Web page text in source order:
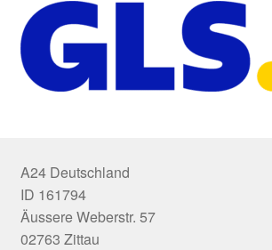
A24 Deutschland
ID 161794
Äussere Weberstr. 57
02763 Zittau